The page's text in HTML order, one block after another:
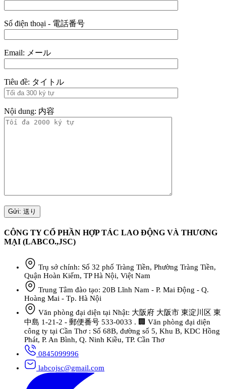
Số điện thoại - 電話番号
Email: メール
Tiêu đề: タイトル
Nội dung: 内容
CÔNG TY CỔ PHẦN HỢP TÁC LAO ĐỘNG VÀ THƯƠNG
MẠI (LABCO.,JSC)
Trụ sở chính: Số 32 phố Tràng Tiền, Phường Tràng Tiền,
Quận Hoàn Kiếm, TP Hà Nội, Việt Nam
Trung Tâm đào tạo: 20B Lĩnh Nam - P. Mai Động - Q.
Hoàng Mai - Tp. Hà Nội
Văn phòng đại diện tại Nhật: 大阪府 大阪市 東淀川区 東
中島 1-21-2 - 郵便番号 533-0033 . 🏢 Văn phòng đại diện
công ty tại Cần Thơ : Số 68B, đường số 5, Khu B, KDC Hồng
Phát, P. An Bình, Q. Ninh Kiều, TP. Cần Thơ
0845099996
labcojsc@gmail.com